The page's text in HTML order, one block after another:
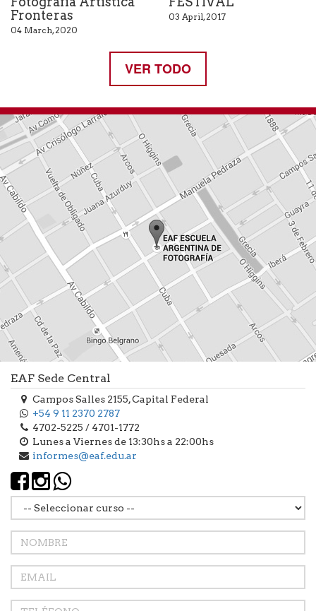
Fronteras
04 March, 2020
03 April, 2017
VER TODO
EAF Sede Central
Campos Salles 2155, Capital Federal
+54 9 11 2370 2787
4702-5225 / 4701-1772
Lunes a Viernes de 13:30hs a 22:00hs
informes@eaf.edu.ar